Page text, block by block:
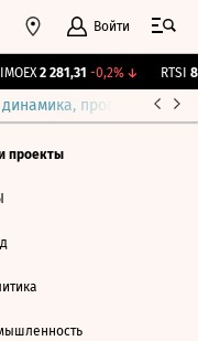
Войти
IMOEX 2 281,31 -0,2%↓ RTSI
прогнозы
проекты